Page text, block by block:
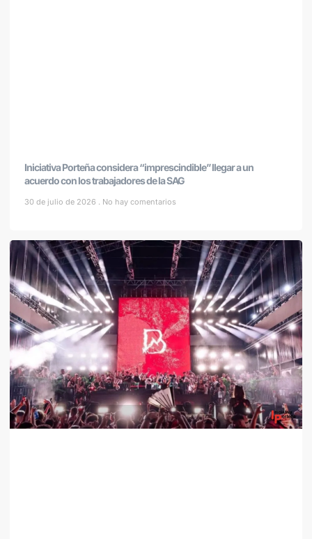
Iniciativa Porteña considera “imprescindible” llegar a un
acuerdo con los trabajadores de la SAG
30 de julio de 2026 No hay comentarios